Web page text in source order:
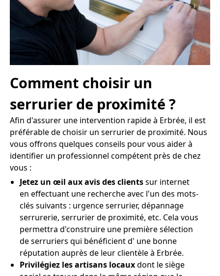
Comment choisir un
serrurier de proximité ?
Afin d'assurer une intervention rapide à Erbrée, il est
préférable de choisir un serrurier de proximité. Nous
vous offrons quelques conseils pour vous aider à
identifier un professionnel compétent près de chez
vous :
Jetez un œil aux avis des clientssur internet
en effectuant une recherche avec l'un des mots-
clés suivants : urgence serrurier, dépannage
serrurerie, serrurier de proximité, etc. Cela vous
permettra d'construire une première sélection
de serruriers qui bénéficient d' une bonne
réputation auprès de leur clientèle à Erbrée.
Privilégiez les artisans locauxdont le siège